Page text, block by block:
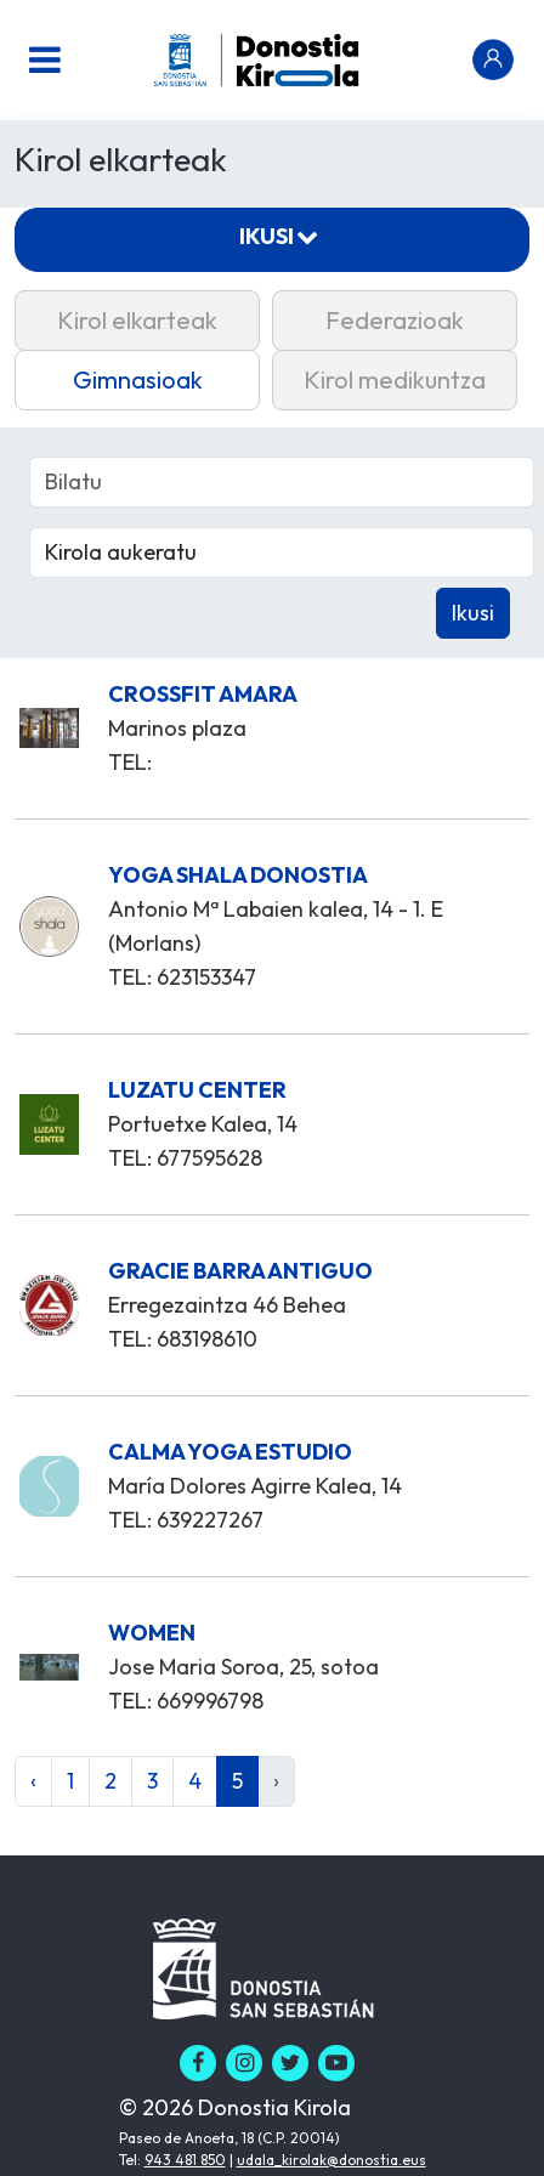
Kirol elkarteak
Kirol elkarteak
Federazioak
Gimnasioak
Kirol medikuntza
CROSSFIT AMARA
Marinos plaza
TEL:
YOGA SHALA DONOSTIA
Antonio Mª Labaien kalea, 14 - 1. E
(Morlans)
TEL: 623153347
LUZATU CENTER
Portuetxe Kalea, 14
TEL: 677595628
GRACIE BARRA ANTIGUO
Erregezaintza 46 Behea
TEL: 683198610
CALMA YOGA ESTUDIO
María Dolores Agirre Kalea, 14
TEL: 639227267
WOMEN
Jose Maria Soroa, 25, sotoa
TEL: 669996798
‹ 1 2 3 4 5 ›
IKUSI
© 2026 Donostia Kirola
Paseo de Anoeta, 18 (C.P. 20014)
Tel: 943 481 850 | udala_kirolak@donostia.eus